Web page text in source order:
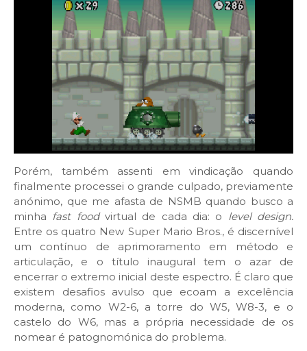
Porém, também assenti em vindicação quando
finalmente processei o grande culpado, previamente
anónimo, que me afasta de NSMB quando busco a
minha fast foodvirtual de cada dia: o level design.
Entre os quatro New Super Mario Bros., é discernível
um contínuo de aprimoramento em método e
articulação, e o título inaugural tem o azar de
encerrar o extremo inicial deste espectro. É claro que
existem desafios avulso que ecoam a excelência
moderna, como W2-6, a torre do W5, W8-3, e o
castelo do W6, mas a própria necessidade de os
nomear é patognomónica do problema.